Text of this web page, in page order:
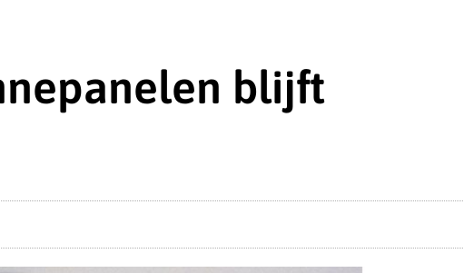
blijft